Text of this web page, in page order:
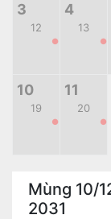
3
12
●
4
13
●
10
19
●
11
20
●
Mùng 10/
2031